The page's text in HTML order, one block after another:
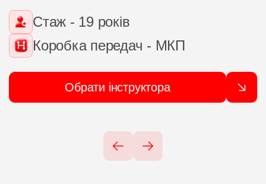
Стаж - 19 років
Коробка передач - МКП
Обрати інструктора